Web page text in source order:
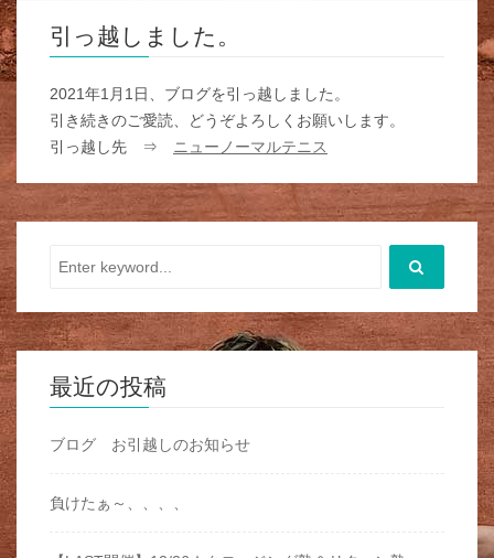
引っ越しました。
2021年1月1日、ブログを引っ越しました。
引き続きのご愛読、どうぞよろしくお願いします。
引っ越し先 ⇒
ニューノーマルテニス
最近の投稿
ブログ お引越しのお知らせ
負けたぁ～、、、、